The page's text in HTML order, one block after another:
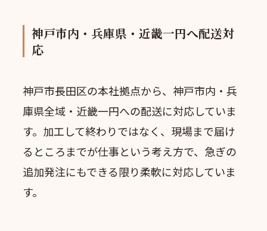
神戸市内・兵庫県・近畿一円へ配送対
応
神戸市長田区の本社拠点から、神戸市内・兵
庫県全域・近畿一円への配送に対応していま
す。加工して終わりではなく、現場まで届け
るところまでが仕事という考え方で、急ぎの
追加発注にもできる限り柔軟に対応していま
す。